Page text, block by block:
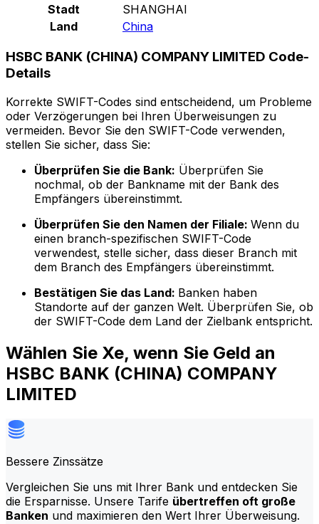
Stadt
SHANGHAI
Land
China
HSBC BANK (CHINA) COMPANY LIMITED Code-
Details
Korrekte SWIFT-Codes sind entscheidend, um Probleme
oder Verzögerungen bei Ihren Überweisungen zu
vermeiden. Bevor Sie den SWIFT-Code verwenden,
stellen Sie sicher, dass Sie:
Überprüfen Sie die Bank: Überprüfen Sie
nochmal, ob der Bankname mit der Bank des
Empfängers übereinstimmt.
Überprüfen Sie den Namen der Filiale: Wenn du
einen branch-spezifischen SWIFT-Code
verwendest, stelle sicher, dass dieser Branch mit
dem Branch des Empfängers übereinstimmt.
Bestätigen Sie das Land: Banken haben
Standorte auf der ganzen Welt. Überprüfen Sie, ob
der SWIFT-Code dem Land der Zielbank entspricht.
Wählen Sie Xe, wenn Sie Geld an
HSBC BANK (CHINA) COMPANY
LIMITED
Bessere Zinssätze
Vergleichen Sie uns mit Ihrer Bank und entdecken Sie
die Ersparnisse. Unsere Tarife übertreffen oft große
Banken und maximieren den Wert Ihrer Überweisung.